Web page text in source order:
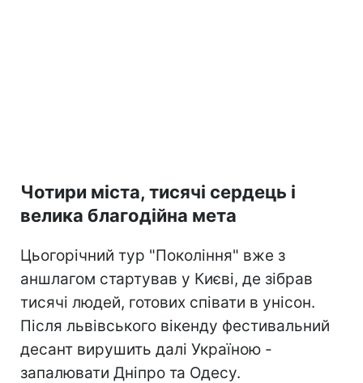
Чотири міста, тисячі сердець і
велика благодійна мета
Цьогорічний тур "Покоління" вже з
аншлагом стартував у Києві, де зібрав
тисячі людей, готових співати в унісон.
Після львівського вікенду фестивальний
десант вирушить далі Україною -
запалювати Дніпро та Одесу.